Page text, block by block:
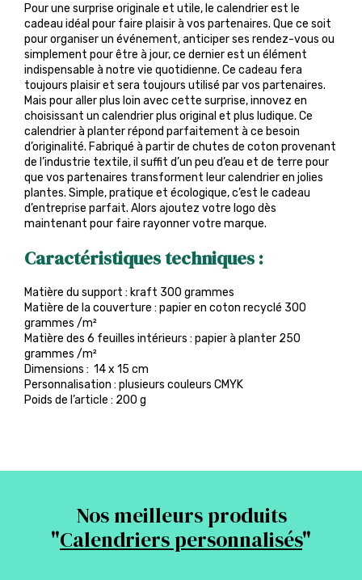
Pour une surprise originale et utile, le calendrier est le
cadeau idéal pour faire plaisir à vos partenaires. Que ce soit
pour organiser un événement, anticiper ses rendez-vous ou
simplement pour être à jour, ce dernier est un élément
indispensable à notre vie quotidienne. Ce cadeau fera
toujours plaisir et sera toujours utilisé par vos partenaires.
Mais pour aller plus loin avec cette surprise, innovez en
choisissant un calendrier plus original et plus ludique. Ce
calendrier à planter répond parfaitement à ce besoin
d’originalité. Fabriqué à partir de chutes de coton provenant
de l’industrie textile, il suffit d’un peu d’eau et de terre pour
que vos partenaires transforment leur calendrier en jolies
plantes. Simple, pratique et écologique, c’est le cadeau
d’entreprise parfait. Alors ajoutez votre logo dès
maintenant pour faire rayonner votre marque.
Caractéristiques techniques :
Matière du support : kraft 300 grammes
Matière de la couverture : papier en coton recyclé 300
grammes /m²
Matière des 6 feuilles intérieurs : papier à planter 250
grammes /m²
Dimensions : 14 x 15 cm
Personnalisation : plusieurs couleurs CMYK
Poids de l’article : 200 g
Nos meilleurs produits
"Calendriers personnalisés"